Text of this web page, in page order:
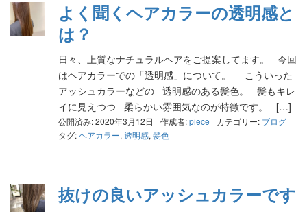
よく聞くヘアカラーの透明感と
は？
日々、上質なナチュラルヘアをご提案してます。 今回
はヘアカラーでの「透明感」について。 こういった
アッシュカラーなどの 透明感のある髪色。 髪もキレ
イに見えつつ 柔らかい雰囲気なのが特徴です。 […]
公開済み: 2020年3月12日 作成者:piece カテゴリー: ブログ
タグ:ヘアカラー, 透明感, 髪色
抜けの良いアッシュカラーです